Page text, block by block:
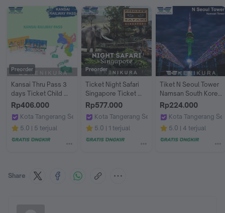
Preorder
Kansai Thru Pass 3
days Ticket Child
Japan jepang tiket
Rp406.000
Kota Tangerang Selatan
Kenikura Tour
5.0 5 terjual
Preorder
Ticket Night Safari
Singapore Ticket
Kebun Binatang
Singapura
Rp577.000
Kota Tangerang Selatan
Kenikura Tour
5.0 1 terjual
Tiket N Seoul Tower
Namsan South Korea
ticket Anak Child
Rp224.000
Kota Tangerang
Kenikura Tour
5.0 4 terjual
Share